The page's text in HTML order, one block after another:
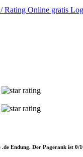
Endung. Der Pagerank ist 0/